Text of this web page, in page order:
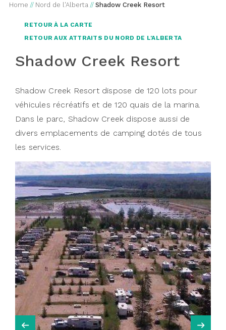
Home // Nord de l'Alberta // Shadow Creek Resort
RETOUR À LA CARTE
RETOUR AUX ATTRAITS DU NORD DE L'ALBERTA
Shadow Creek Resort
Shadow Creek Resort dispose de 120 lots pour
véhicules récréatifs et de 120 quais de la marina.
Dans le parc, Shadow Creek dispose aussi de
divers emplacements de camping dotés de tous
les services.